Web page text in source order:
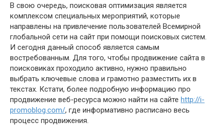
В свою очередь, поисковая оптимизация является
комплексом специальных мероприятий, которые
направлены на привлечение пользователей Всемирной
глобальной сети на сайт при помощи поисковых систем.
И сегодня данный способ является самым
востребованным. Для того, чтобы продвижение сайта в
поисковиках проходило активно, нужно правильно
выбрать ключевые слова и грамотно разместить их в
текстах. Кстати, более подробную информацию про
продвижение веб-ресурса можно найти на сайте http://i-
promoblog.com/, где информативно расписано весь
процесс продвижения.